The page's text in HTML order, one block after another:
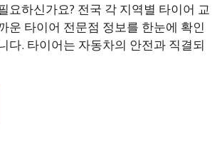
요하신가요? 전국 각 지역별 타이어 교
운 타이어 전문점 정보를 한눈에 확인
다. 타이어는 자동차의 안전과 직결되